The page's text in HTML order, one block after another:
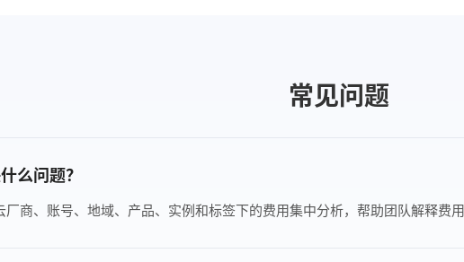
常见问题
么问题？
商、账号、地域、产品、实例和标签下的费用集中分析，帮助团队解释费